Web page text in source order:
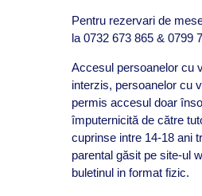
Pentru rezervari de
la 0732 673 865 & 0799
Accesul persoanelor cu
interzis, persoanelor cu
permis accesul doar
împuternicită de către
cuprinse intre 14-18 ani
parental găsit pe site-ul
buletinul in format fizic.